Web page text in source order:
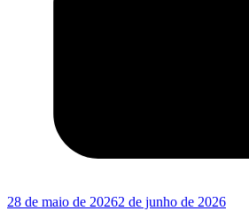
28 de maio de 20262 de junho de 2026